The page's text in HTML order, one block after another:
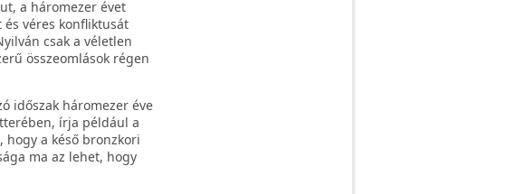
a háromezer évet
véres konfliktusát
csak a véletlen
összeomlások régen
időszak háromezer éve
írja például a
hogy a késő bronzkori
ma az lehet, hogy